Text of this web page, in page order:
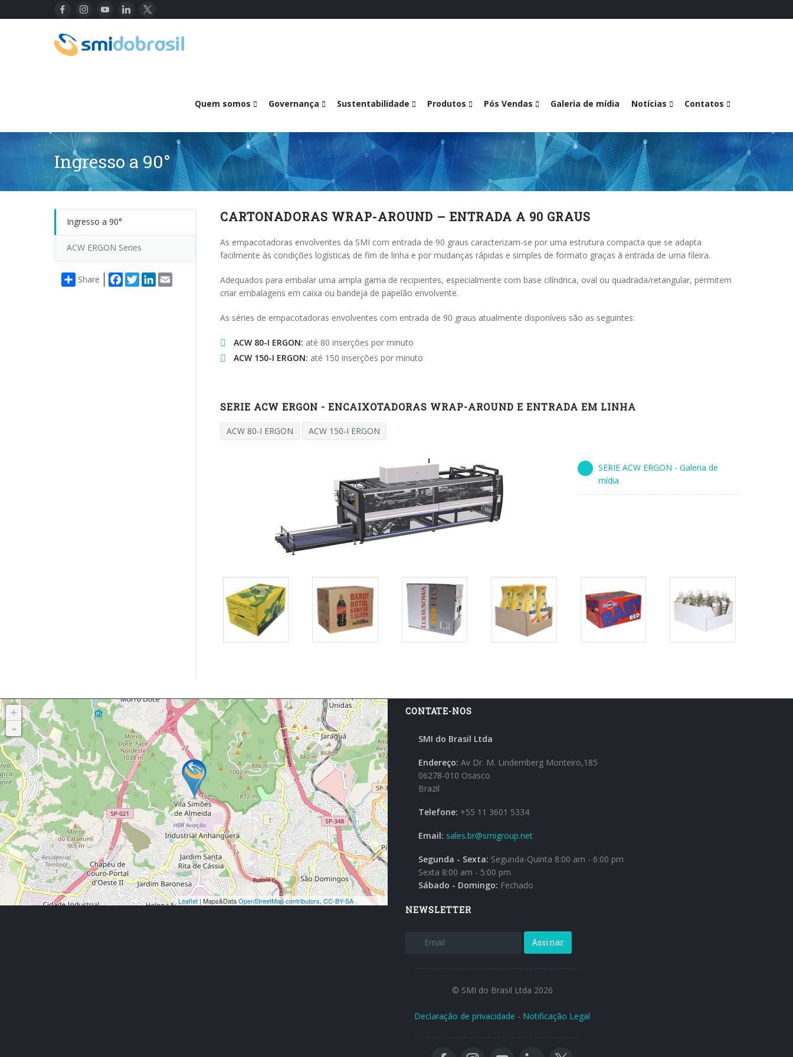
Quem somos Governança Sustentabilidade Produtos Pós Vendas Galeria de mídia Notícias Contatos
Ingresso a 90°
Ingresso a 90°
ACW ERGON Series
Share Facebook
TwitterLinkedIn
CARTONADORAS WRAP-AROUND – ENTRADA A 90 GRAUS
As empacotadoras envolventes da SMI com entrada de 90 graus caracterizam-se por uma estrutura compacta que se adapta
facilmente às condições logísticas de fim de linha e por mudanças rápidas e simples de formato graças à entrada de uma fileira.
Adequados para embalar uma ampla gama de recipientes, especialmente com base cilíndrica, oval ou quadrada/retangular, permitem
criar embalagens em caixa ou bandeja de papelão envolvente.
As séries de empacotadoras envolventes com entrada de 90 graus atualmente disponíveis são as seguintes:
ACW 80-I ERGON: até 80 inserções por minuto
ACW 150-I ERGON: até 150 inserções por minuto
SERIE ACW ERGON - ENCAIXOTADORAS WRAP-AROUND E ENTRADA EM LINHA
ACW 80-I ERGON ACW 150-I ERGON
SERIE ACW ERGON - Galeria de
mídia
Galeria
de
pacotes
Galeria
de
pacotes
Galeria
de
pacotes
Galeria
de
pacotes
Galeria
de
pacotes
Galeria
de
pacotes
CONTATE-NOS
SMI do Brasil Ltda
Endereço: Av Dr. M. Lindemberg Monteiro,185
06278-010 Osasco
Brazil
Telefone: +55 11 3601 5334
Email: sales.br@smigroup.net
Segunda - Sexta: Segunda-Quinta 8:00 am - 6:00 pm
Sexta 8:00 am - 5:00 pm
Sábado - Domingo: Fechado
NEWSLETTER
Assinar
© SMI do Brasil Ltda 2026
Declaração de privacidade - Notificação Legal